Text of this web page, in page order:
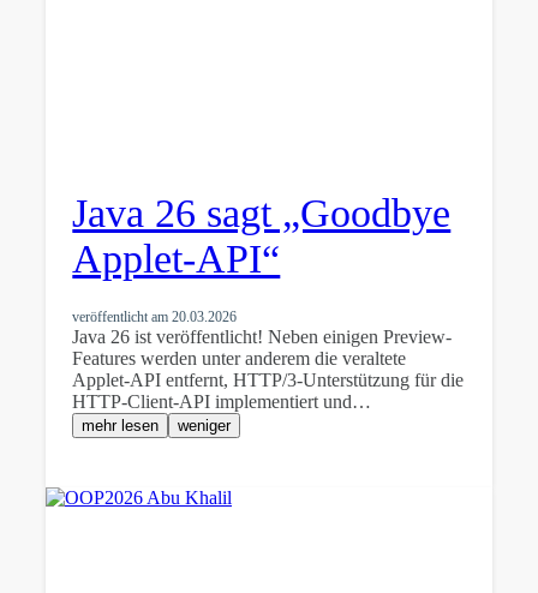
Java 26 sagt „Goodbye
Applet-API“
veröffentlicht am20.03.2026
Java 26 ist veröffentlicht! Neben einigen Preview-
Features werden unter anderem die veraltete
Applet-API entfernt, HTTP/3-Unterstützung für die
HTTP-Client-API implementiert und…
mehr lesen weniger